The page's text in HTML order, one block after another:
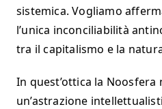
sistemica. Vogliamo
l’unica inconciliabilità
tra il capitalismo e la
In quest’ottica la Noosfera
un’astrazione